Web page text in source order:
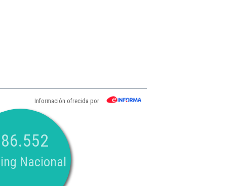
Información ofrecida por
Nacional